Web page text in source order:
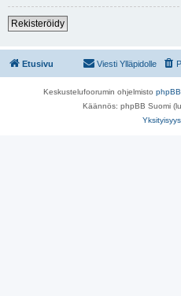
Rekisteröidy
Etusivu Viesti Ylläpidolle
Keskustelufoorumin ohjelmisto phpBB
Käännös: phpBB Suomi
Yksityisyys